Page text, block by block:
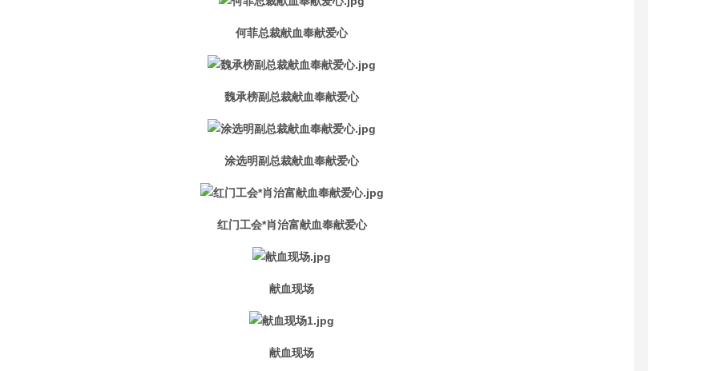
何菲总裁献血奉献爱心
魏承榜副总裁献血奉献爱心
涂选明副总裁献血奉献爱心
红门工会*肖治富献血奉献爱心
献血现场
献血现场